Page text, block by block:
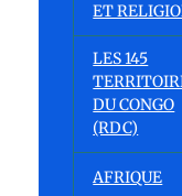
ET
LES 145
DU CONGO
(RDC)
AFRIQUE